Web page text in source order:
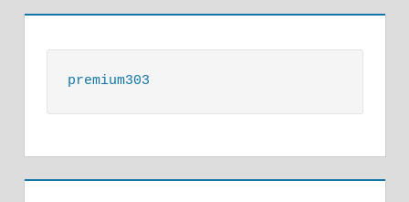
premium303